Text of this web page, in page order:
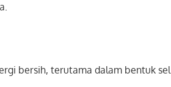
bersih, terutama dalam bentuk sel